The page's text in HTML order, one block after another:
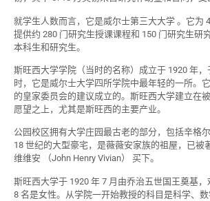
就学生人数而言，它是威尔士第三大大学 。它为
提供约 280 门研究生授课课程和 150 门研究生研
本科生和研究生。
斯旺西大学学院（当时的名称）成立于 1920 年，
时，它是威尔士大学四所学院中最年轻的一所。
的皇家委员会的建议成立的。斯旺西大学建立在
愿望之上，尤其是斯旺西的主要产业。
公园校区拥有大学庄园最古老的部分，包括辛格
18 世纪的大型豪宅，是薇薇安家族的祖屋，已被
维维安 （John Henry Vivian） 买下。
斯旺西大学于 1920 年 7 月由乔治五世国王奠基
8 名是女性。从学院一开始教授的科目是科学、